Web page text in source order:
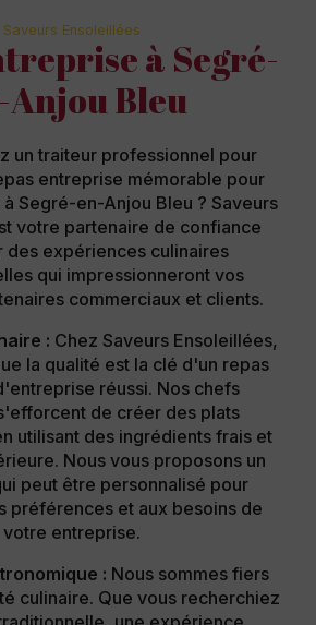
Saveurs Ensoleillées
à Segré-
Anjou Bleu
un traiteur professionnel pour
entreprise mémorable pour
Segré-en-Anjou Bleu ? Saveurs
votre partenaire de confiance
des expériences culinaires
qui impressionneront vos
commerciaux et clients.
: Chez Saveurs Ensoleillées,
la qualité est la clé d'un repas
réussi. Nos chefs
de créer des plats
utilisant des ingrédients frais et
Nous vous proposons un
peut être personnalisé pour
préférences et aux besoins de
votre entreprise.
: Nous sommes fiers
culinaire. Que vous recherchiez